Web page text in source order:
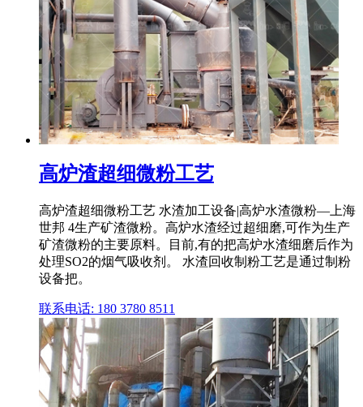
高炉渣超细微粉工艺
高炉渣超细微粉工艺 水渣加工设备|高炉水渣微粉—上海
世邦 4生产矿渣微粉。高炉水渣经过超细磨,可作为生产
矿渣微粉的主要原料。目前,有的把高炉水渣细磨后作为
处理SO2的烟气吸收剂。 水渣回收制粉工艺是通过制粉
设备把。
联系电话: 180 3780 8511